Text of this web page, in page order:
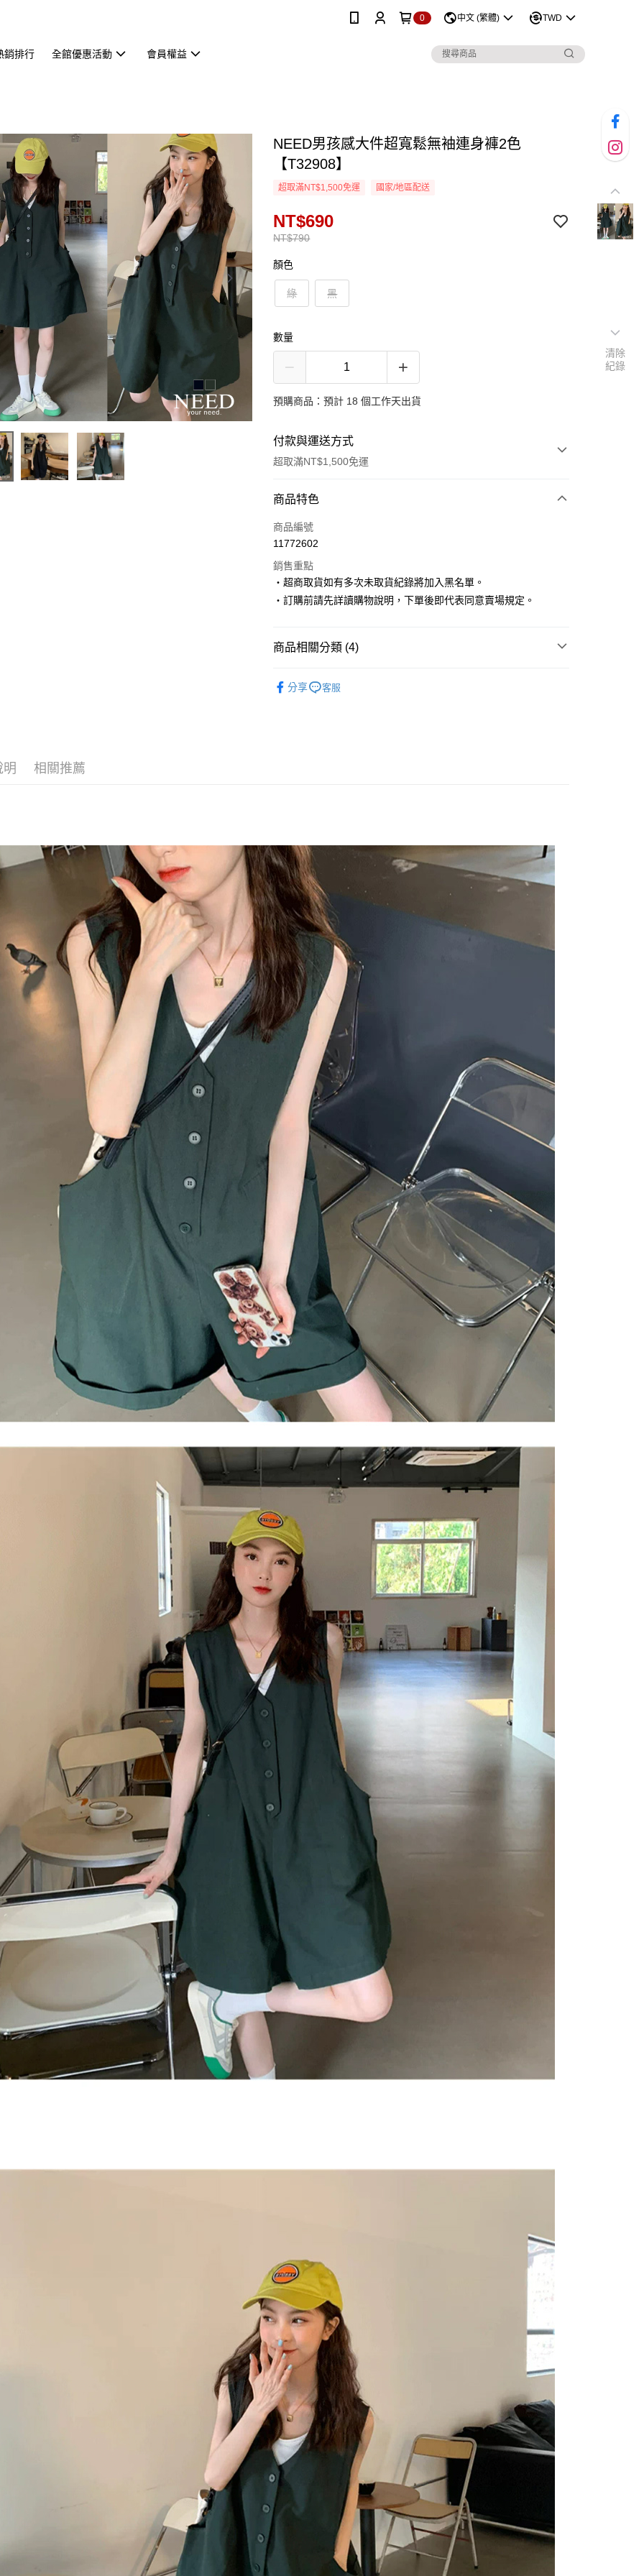
0 中文 (繁體) TWD
銷排行 全館優惠活動 會員權益
NEED男孩感大件超寬鬆無袖連身褲2色
【T32908】
超取滿NT$1,500免運 國家/地區配送
NT$790
NT$690
顏色
綠 黑
數量
預購商品：預計 18 個工作天出貨
付款與運送方式
超取滿NT$1,500免運
付款方式
信用卡一次付款
LINE Pay
Apple Pay
Google Pay
１．於結帳方式選擇「AFTEE先享後付」後，將跳轉至「AFTEE先享後
付」結帳頁面，進行簡訊認證並確認金額後，即可完成結帳。
２．訂單成立數日內，您將收到繳費通知簡訊。
３．收到繳費通知簡訊後14天內，點擊此簡訊中的連結，可透過四大超商
／ATM／網路銀行／等多元方式進行付款，方視為交易完成。
※ 請注意：結帳手續完成當下不需立刻繳費，但若您需要取消訂單，請聯
絡購買商品的店家。未經商家同意取消之訂單仍視為有效，需透過AFTEE
先享後付繳納相關費用。
※ 交易是否成功請以「AFTEE先享後付 」之結帳頁面顯示為準，若有關於
是否繳費成功／繳費後需取消欲退款等相關疑問，請聯繫「AFTEE先享後
付客戶支援中心」 https://netprotections.freshdesk.com/support/home
【注意事項】
１．透過由恩沛科技股份有限公司提供之「AFTEE先享後付」服務完成之
交易，需依本服務之必要範圍內提供個人資料，並將交易相關給付款項請
求債權轉讓予恩沛科技股份有限公司。
２．關於個人資料處理事宜，請瀏覽以下網址：
https://aftee.tw/terms/#terms3
３．未成年的使用者請事先徵得法定代理人或監護人之同意方可使用
「AFTEE先享後付」，若未經同意申辦者引起之損失，本公司不負相關責
任。
４．使用「AFTEE先享後付」時，將依據個別帳號之用戶狀況，依本公司
即時審查核予不同之上限額度；若仍有額度不足之情形，本公司將視審查
結果請求用戶進行身份認證。
５．嚴禁一人註冊多個帳號或使用他人資訊註冊。若發現惡意使用之情
形，恩沛科技股份有限公司將有權停止該用戶之使用額度並採取法律行
每筆NT$80，滿NT$1,500(含以上)免運費
付款後全家取貨
每筆NT$80，滿NT$1,500(含以上)免運費
萊爾富取貨付款
每筆NT$80，滿NT$1,500(含以上)免運費
付款後萊爾富取貨
每筆NT$80，滿NT$1,500(含以上)免運費
離島取貨加價40
每筆NT$80，滿NT$1,500(含以上)免運費
付款後7-11取貨
每筆NT$80，滿NT$1,500(含以上)免運費
宅配
每筆NT$100，滿NT$1,500(含以上)免運費
海外宅配 查看運費
商品特色
商品編號
11772602
銷售重點
‧超商取貨如有多次未取貨紀錄將加入黑名單。
‧訂購前請先詳讀購物說明，下單後即代表同意賣場規定。
商品相關分類 (4)
分享 客服
明 相關推薦
清除
紀錄